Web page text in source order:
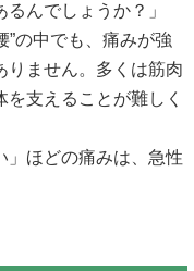
んでしょうか？」
”の中でも、痛みが強
りません。多くは筋肉
支えることが難しく
」ほどの痛みは、急性